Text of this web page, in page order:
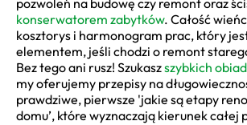
pozwoleń na budowę czy remont oraz
konserwatorem zabytków. Całość
kosztorys i harmonogram prac, który
elementem, jeśli chodzi o remont
Bez tego ani rusz! Szukaszszybkich
my oferujemy przepisy na
prawdziwe, pierwsze 'jakie są etapy
domu’, które wyznaczają kierunek całej